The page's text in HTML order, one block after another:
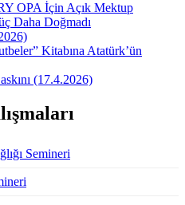
OPA İçin Açık Mektup
Daha Doğmadı
Kitabına Atatürk’ün
(17.4.2026)
Semineri